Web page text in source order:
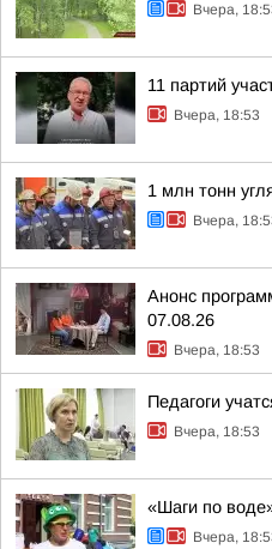
Вчера,
11 партий
Вчера, 18:53
1 млн тонн
Вчера,
Анонс
07.08.26
Вчера, 18:53
Педагоги
Вчера, 18:53
«Шаги по
Вчера,